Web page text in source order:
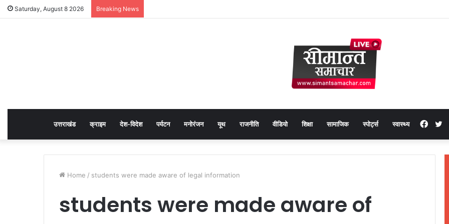
Saturday, August 8 2026 Breaking News
उत्तराखंड क्राइम देश-विदेश पर्यटन मनोरंजन यूथ राजनीति वीडियो शिक्षा सामाजिक स्पोर्ट्स स्वास्थ्य
Home / students were made aware of legal information
students were made aware of